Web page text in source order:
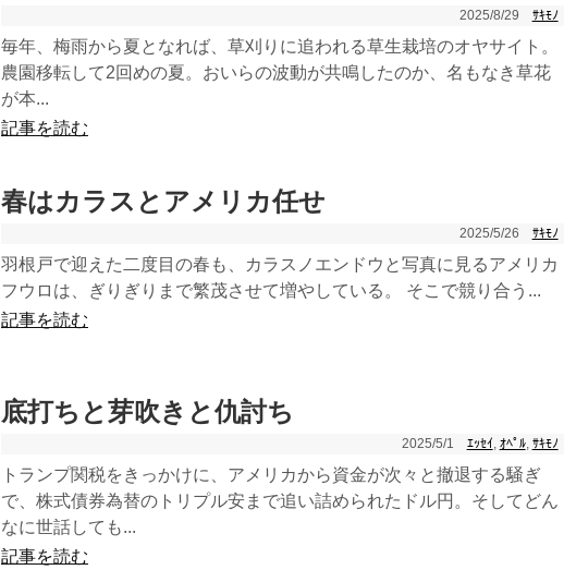
2025/8/29 ｻｷﾓﾉ
毎年、梅雨から夏となれば、草刈りに追われる草生栽培のオヤサイト。
農園移転して2回めの夏。おいらの波動が共鳴したのか、名もなき草花
が本...
記事を読む
春はカラスとアメリカ任せ
2025/5/26 ｻｷﾓﾉ
羽根戸で迎えた二度目の春も、カラスノエンドウと写真に見るアメリカ
フウロは、ぎりぎりまで繁茂させて増やしている。 そこで競り合う...
記事を読む
底打ちと芽吹きと仇討ち
2025/5/1 ｴｯｾｲ, ｵﾍﾟﾙ, ｻｷﾓﾉ
トランプ関税をきっかけに、アメリカから資金が次々と撤退する騒ぎ
で、株式債券為替のトリプル安まで追い詰められたドル円。そしてどん
なに世話しても...
記事を読む